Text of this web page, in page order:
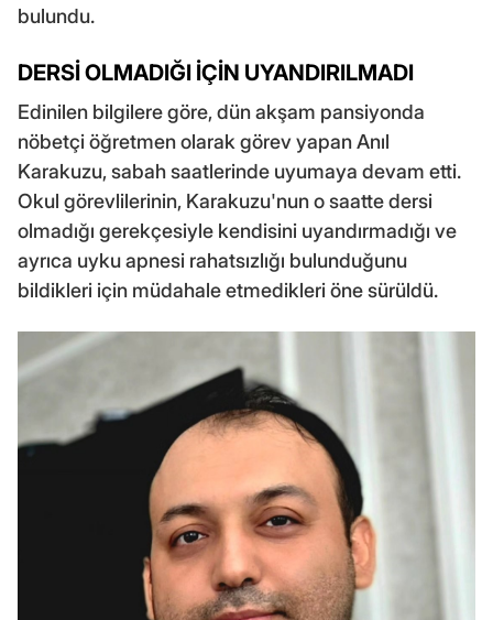
bulundu.
DERSİ OLMADIĞI İÇİN UYANDIRILMADI
Edinilen bilgilere göre, dün akşam pansiyonda
nöbetçi öğretmen olarak görev yapan Anıl
Karakuzu, sabah saatlerinde uyumaya devam etti.
Okul görevlilerinin, Karakuzu'nun o saatte dersi
olmadığı gerekçesiyle kendisini uyandırmadığı ve
ayrıca uyku apnesi rahatsızlığı bulunduğunu
bildikleri için müdahale etmedikleri öne sürüldü.